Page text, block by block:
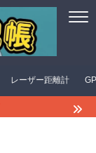
レーザー距離計